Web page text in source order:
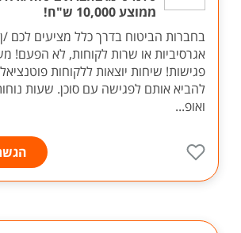
ממוצע 10,000 ש"ח!
בחברות הביטוח בדרך כלל מציעים לכם /
אגרסיביות או שרות לקוחות, לא הפעם!
פגישות! שיחות יוצאות ללקוחות
להביא אותם לפגישה עם סוכן. שעות
ואופ...